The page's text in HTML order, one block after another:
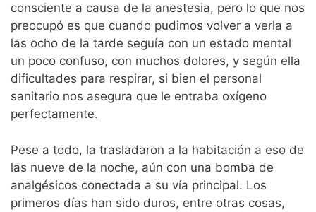
consciente a causa de la anestesia, pero lo que nos
preocupó es que cuando pudimos volver a verla a
las ocho de la tarde seguía con un estado mental
un poco confuso, con muchos dolores, y según ella
dificultades para respirar, si bien el personal
sanitario nos asegura que le entraba oxígeno
perfectamente.
Pese a todo, la trasladaron a la habitación a eso de
las nueve de la noche, aún con una bomba de
analgésicos conectada a su vía principal. Los
primeros días han sido duros, entre otras cosas,